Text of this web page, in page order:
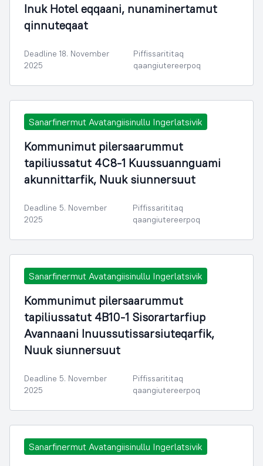
Inuk Hotel eqqaani, nunaminertamut
qinnuteqaat
Deadline 18. November
2025
Piffissarititaq
qaangiutereerpoq
Sanarfinermut Avatangiisinullu Ingerlatsivik
Kommunimut pilersaarummut
tapiliussatut 4C8-1 Kuussuannguami
akunnittarfik, Nuuk siunnersuut
Deadline 5. November
2025
Piffissarititaq
qaangiutereerpoq
Sanarfinermut Avatangiisinullu Ingerlatsivik
Kommunimut pilersaarummut
tapiliussatut 4B10-1 Sisorartarfiup
Avannaani Inuussutissarsiuteqarfik,
Nuuk siunnersuut
Deadline 5. November
2025
Piffissarititaq
qaangiutereerpoq
Sanarfinermut Avatangiisinullu Ingerlatsivik